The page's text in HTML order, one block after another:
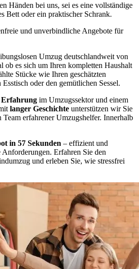
Händen bei uns, sei es eine vollständige
Bett oder ein praktischer Schrank.
und unverbindliche Angebote für
Umzug deutschlandweit von
ob es sich um Ihren kompletten Haushalt
Stücke wie Ihren geschätzten
oder den gemütlichen Sessel.
Erfahrung im Umzugssektor und einem
langer Geschichte unterstützen wir Sie
erfahrener Umzugshelfer. Innerhalb
in 57 Sekunden – effizient und
Erfahren Sie den
und erleben Sie, wie stressfrei